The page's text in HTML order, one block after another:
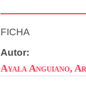
FICHA
Autor:
Ayala Anguiano,